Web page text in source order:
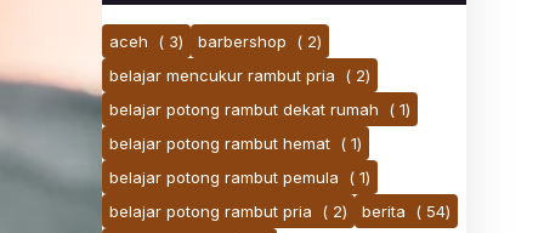
aceh ( 3) barbershop
( 2)
belajar mencukur rambut pria
( 2)
belajar potong rambut dekat rumah
( 1)
belajar potong rambut hemat ( 1)
belajar potong rambut pemula
( 1)
belajar potong rambut pria
( 2) berita
( 54)